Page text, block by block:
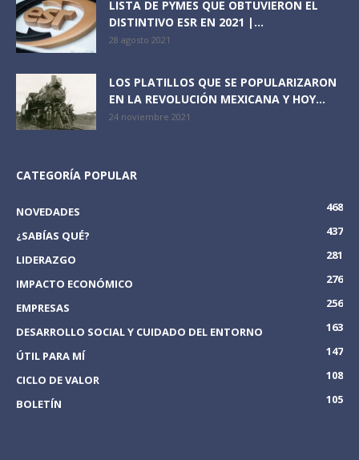
LISTA DE PYMES QUE OBTUVIERON EL
DISTINTIVO ESR EN 2021 |...
28 agosto 2021
LOS PLATILLOS QUE SE POPULARIZARON
EN LA REVOLUCIÓN MEXICANA Y HOY...
24 noviembre 2021
CATEGORÍA POPULAR
NOVEDADES
468
¿SABÍAS QUÉ?
437
LIDERAZGO
281
IMPACTO ECONÓMICO
276
EMPRESAS
256
DESARROLLO SOCIAL Y CUIDADO DEL ENTORNO
163
ÚTIL PARA MÍ
147
CICLO DE VALOR
108
BOLETÍN
105